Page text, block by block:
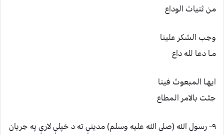
من ثنيات الوداع
وجب الشکر علينا
مـا دعا لله داع
ايهـا المبعوث فينا
جئت بالامر المطاع
٩- رسول الله (صلى الله عليه وسلم) مدينې ته د خپلې لارې په جريان